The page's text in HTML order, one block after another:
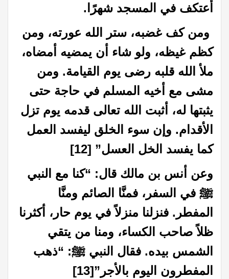
أعتكف في المسجد شهرًا.
ومن كف غضبه، ستر الله عورته، ومن
كظم غيظه، ولو شاء أن يمضيه أمضاه،
ملأ الله قلبه رضى يوم القيامة. ومن
مشى مع أخيه المسلم في حاجة حتى
يثبتها له، أثبت الله تعالى قدمه يوم تزل
الأقدام. وإن سوء الخلق ليفسد العمل
كما يفسد الخل العسل” [12]
وعن أنس بن مالك قال: “كنا مع النبي
ﷺ في السفر، فمنَّا الصائم ومنَّا
المفطر. فنزلنا منزلاً في يوم حار، أكثرنا
ظلاً صاحب الكساء، ومنا من يتقي
الشمس بيده. فقال النبي ﷺ: “ذهب
المفطرون اليوم بالأجر”[13]